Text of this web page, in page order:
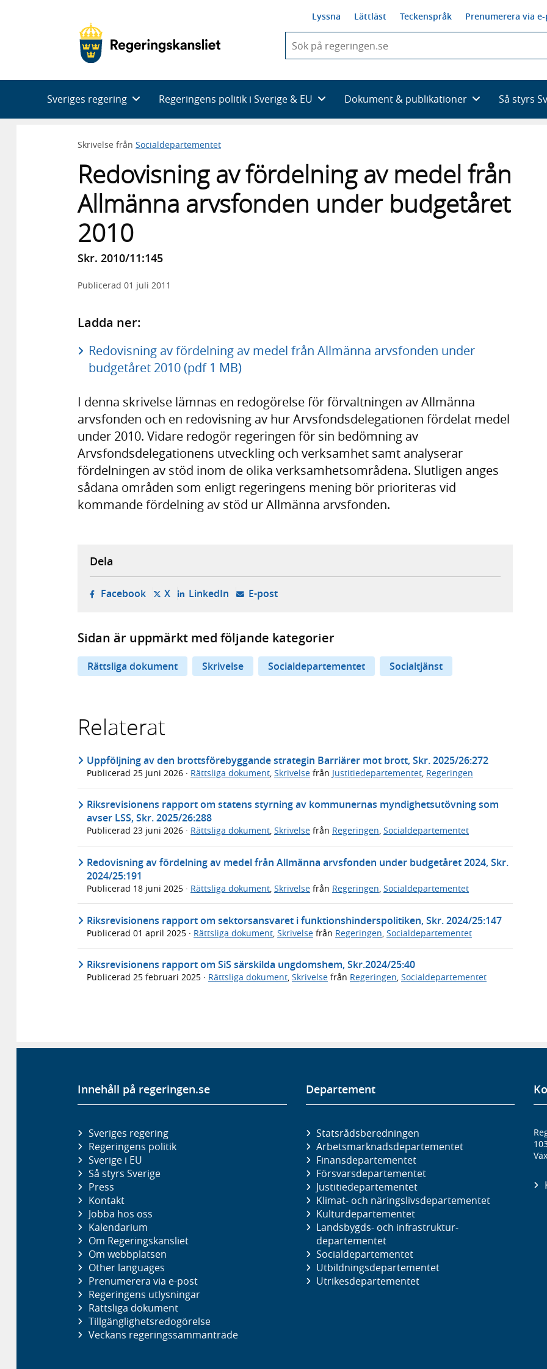
Lyssna Lättläst Teckenspråk Prenumerera via
du
skriva
framträder
en
Sveriges regering Regeringens politik i Sverige & EU Dokument & publikationer Så styrs
Skrivelse från Socialdepartementet
Redovisning av fördelning av medel från
Allmänna arvsfonden under budgetåret
2010
Skr. 2010/11:145
Publicerad 01 juli 2011
Ladda ner:
Redovisning av fördelning av medel från Allmänna arvsfonden under
budgetåret 2010 (pdf 1 MB)
I denna skrivelse lämnas en redogörelse för förvaltningen av Allmänna
arvsfonden och en redovisning av hur Arvsfondsdelegationen fördelat medel
under 2010. Vidare redogör regeringen för sin bedömning av
Arvsfondsdelegationens utveckling och verksamhet samt analyserar
fördelningen av stöd inom de olika verksamhetsområdena. Slutligen anges
sådana områden som enligt regeringens mening bör prioriteras vid
kommande fördelning av stöd ur Allmänna arvsfonden.
Dela
Facebook- öppnas i ny flik, extern webbplats,
X- öppnas i ny flik, extern webbplats,
LinkedIn- öppnas i ny flik, extern webbplats,
E-post- öppnar din e-postklient,
Sidan är uppmärkt med följande kategorier
Rättsliga dokument Skrivelse Socialdepartementet Socialtjänst
Relaterat
Uppföljning av den brottsförebyggande strategin Barriärer mot brott, Skr. 2025/26:272
Publicerad 25 juni 2026 · Rättsliga dokument Skrivelse från Justitiedepartementet Regeringen
Riksrevisionens rapport om statens styrning av kommunernas myndighetsutövning som
avser LSS, Skr. 2025/26:288
Publicerad 23 juni 2026 · Rättsliga dokument, Skrivelse från Regeringen, Socialdepartementet
Redovisning av fördelning av medel från Allmänna arvsfonden under budgetåret 2024, Skr.
2024/25:191
Publicerad 18 juni 2025 · Rättsliga dokument, Skrivelse från Regeringen, Socialdepartementet
Riksrevisionens rapport om sektorsansvaret i funktionshinderspolitiken, Skr. 2024/25:147
Publicerad 01 april 2025 · Rättsliga dokument Skrivelse från Regeringen Socialdepartementet
Riksrevisionens rapport om SiS särskilda ungdomshem, Skr.2024/25:40
Publicerad 25 februari 2025 · Rättsliga dokument, Skrivelse från Regeringen, Socialdepartementet
Innehåll på regeringen.se
Sveriges regering
Regeringens politik
Sverige i EU
Så styrs Sverige
Press
Kontakt
Jobba hos oss
Kalendarium
Om Regeringskansliet
Om webbplatsen
Other languages
Prenumerera via e-post
Regeringens utlysningar
Rättsliga dokument
Tillgänglighetsredogörelse
Veckans regeringssammanträde
Departement
Statsrådsberedningen
Arbetsmarknads­departementet
Finans­departementet
Försvars­departementet
Justitie­departementet
Klimat- och näringslivs­departementet
Kultur­departementet
Landsbygds- och infrastruktur­
departementet
Social­departementet
Utbildnings­departementet
Utrikes­departementet